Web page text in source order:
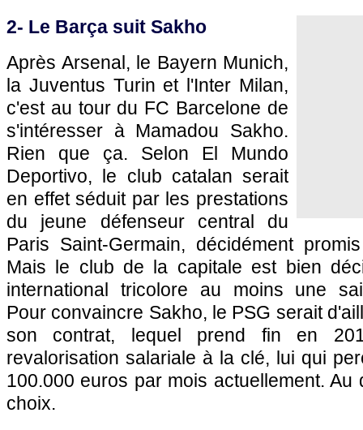
2- Le Barça suit Sakho
Après Arsenal, le Bayern Munich,
la Juventus Turin et l'Inter Milan,
c'est au tour du FC Barcelone de
s'intéresser à Mamadou Sakho.
Rien que ça. Selon El Mundo
Deportivo, le club catalan serait
en effet séduit par les prestations
du jeune défenseur central du
Paris Saint-Germain, décidément
Mais le club de la capitale est bien
international tricolore au moins une
Pour convaincre Sakho, le PSG serait
son contrat, lequel prend fin en
revalorisation salariale à la clé, lui qui
100.000 euros par mois actuellement. Au
choix.